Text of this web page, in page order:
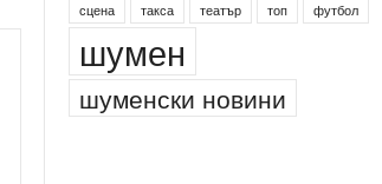
сцена
такса театър топ футбол
шумен
шуменски новини